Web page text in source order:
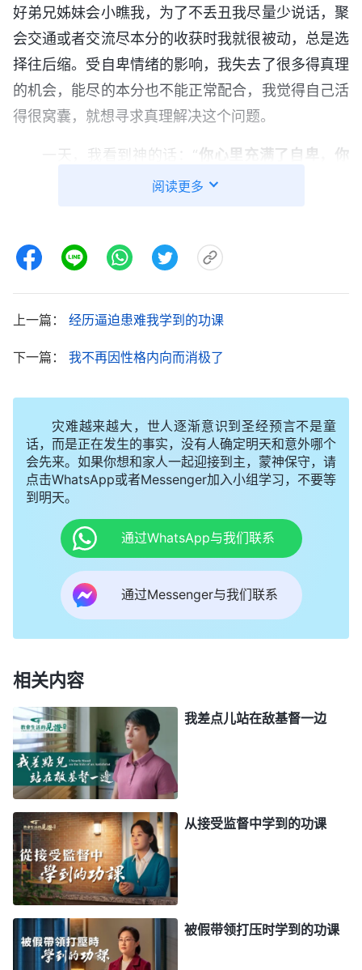
好弟兄姊妹会小瞧我，为了不丢丑我尽量少说话，聚
会交通或者交流尽本分的收获时我就很被动，总是选
择往后缩。受自卑情绪的影响，我失去了很多得真理
的机会，能尽的本分也不能正常配合，我觉得自己活
得很窝囊，就想寻求真理解决这个问题。
一天，我看到神的话：“ 你心里充满了自卑，你
的自卑情绪由来已久，它不是一时的一种心情，而是
者对人事物的观点、看法，你只敢在心里想一想、念
好，还是指正、批评也好，你都不敢承受这个结果，
在里面告诉你，‘不要这样做，你没那两下子，你不
就活在自卑之下的你才是真正的你。你没有资格追求
真理，也没有资格与别人一样敞开心说自己想说的
话，与别人交心，因为你不行，你不如他人’。这种
自卑情绪在人的心里主导着人的思想，一方面压制着
正常人该尽的义务与该有的正常人性的生活，一方面
也主导着人看人看事、做人做事的方式方法、方向目
标。……从这些具体的表现、流露上来看，负面情绪
的其中一条——自卑这样的情绪一旦在人身上发挥作
很难摆脱、很难冲破它的辖制，就会处处受制于它。
了严重的负面影响，它对人的人性造成了极大的迫
害，对人正常人性的喜怒哀乐、正常人性的言谈举止
造成的负面影响是很大的，后果是很严重的。从小的
方面影响到了人的性格、人的爱好、人的志向，从大
的方面影响到了人的人生目标、方向。就自卑情绪产
生的缘由、过程与在人身上所导致的后果来看，无论
从哪方面来看，自卑的情绪是不是人应该放下的？
（是。）”《话・卷六 关于追求真理・怎样追求真理
（一）》对照神的话，我感受到活在自卑情绪中的危
害。自卑不是一种简单的情绪，而是会直接影响到人
阅读更多
上一篇： 经历逼迫患难我学到的功课
下一篇： 我不再因性格内向而消极了
灾难越来越大，世人逐渐意识到圣经预言不是童
话，而是正在发生的事实，没有人确定明天和意外哪个
会先来。如果你想和家人一起迎接到主，蒙神保守，请
点击WhatsApp或者Messenger加入小组学习，不要等
到明天。
通过WhatsApp与我们联系
通过Messenger与我们联系
相关内容
我差点儿站在敌基督一边
从接受监督中学到的功课
被假带领打压时学到的功课